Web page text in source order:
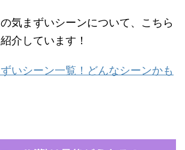
の気まずいシーンについて、こちら
介しています！
いシーン一覧！どんなシーンかも